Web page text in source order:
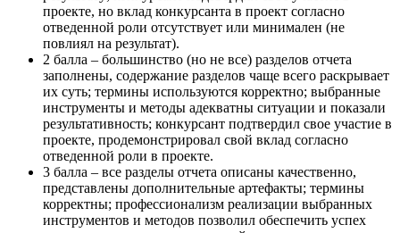
проекте, но вклад конкурсанта в проект согласно
отведенной роли отсутствует или минимален (не
повлиял на результат).
2 балла – большинство (но не все) разделов отчета
заполнены, содержание разделов чаще всего раскрывает
их суть; термины используются корректно; выбранные
инструменты и методы адекватны ситуации и показали
результативность; конкурсант подтвердил свое участие в
проекте, продемонстрировал свой вклад согласно
отведенной роли в проекте.
3 балла – все разделы отчета описаны качественно,
представлены дополнительные артефакты; термины
корректны; профессионализм реализации выбранных
инструментов и методов позволил обеспечить успех